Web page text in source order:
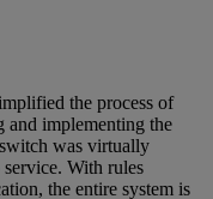
the process of
and implementing the
was virtually
With rules
the entire system is